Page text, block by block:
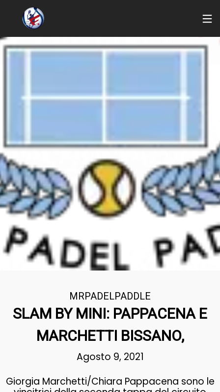
MRPADELPADDLE
SLAM BY MINI: PAPPACENA E
MARCHETTI BISSANO,
Agosto 9, 2021
Giorgia Marchetti/Chiara Pappacena sono le